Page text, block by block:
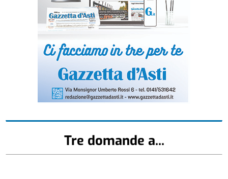
Tre domande a...